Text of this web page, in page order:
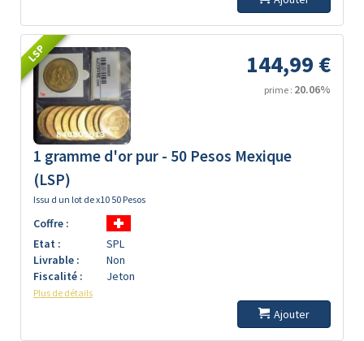
LSP 144,99 €
prime : 20.06%
1 gramme d'or pur - 50 Pesos Mexique
(LSP)
Issu d un lot de x10 50 Pesos
Coffre :
Etat :
SPL
Livrable :
Non
Fiscalité :
Jeton
Plus de détails
Ajouter